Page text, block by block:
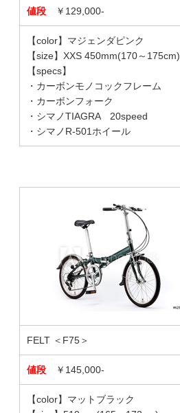
値段 ￥129,000-
【color】マジェンダピンク
【size】XXS 450mm(170～175cm)
【specs】
・カーボンモノコックフレーム
・カーボンフォーク
・シマノTIAGRA 20speed
・シマノR-501ホイール
FELT ＜F75＞
値段 ￥145,000-
【color】マットブラック